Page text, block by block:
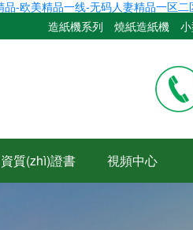
-欧美精品一线-无码人妻精品一区
造紙機系列 燒紙造紙機
資質(zhì)證書 視頻中心